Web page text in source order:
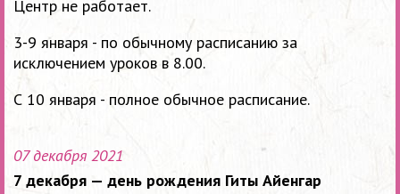
Центр не работает.
3-9 января - по обычному расписанию за
исключением уроков в 8.00.
С 10 января - полное обычное расписание.
07 декабря 2021
7 декабря — день рождения Гиты Айенгар